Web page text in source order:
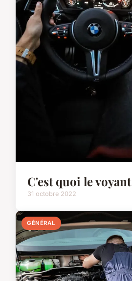
C'est quoi le
31 octobre 2022
GÉNÉRAL